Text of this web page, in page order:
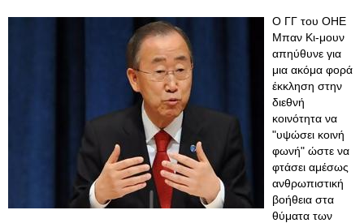
Ο ΓΓ του ΟΗΕ
Μπαν Κι-μουν
απηύθυνε για
μια ακόμα φορά
έκκληση στην
διεθνή
κοινότητα να
"υψώσει κοινή
φωνή" ώστε να
φτάσει αμέσως
ανθρωπιστική
βοήθεια στα
θύματα των